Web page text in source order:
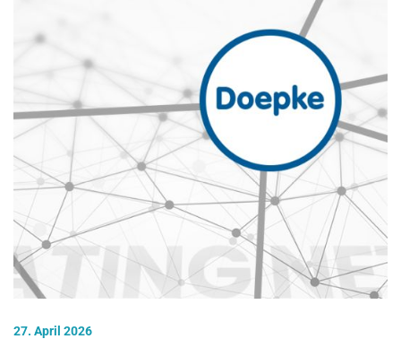
27. April 2026